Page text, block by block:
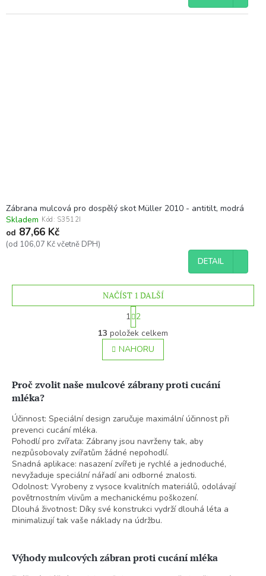
Zábrana mulcová pro dospělý skot Müller 2010 - antitilt, modrá
Skladem Kód: S3512I
od 87,66 Kč
(od 106,07 Kč včetně DPH)
DETAIL
O
v
l
á
a
p
v
k
y
v
ý
p
i
s
NAČÍST 1 DALŠÍ
S
t
r
á
n
k
v
á
1 2
13 položek celkem
NAHORU
Proč zvolit naše mulcové zábrany proti cucání
mléka?
Účinnost: Speciální design zaručuje maximální účinnost při
prevenci cucání mléka.
Pohodlí pro zvířata: Zábrany jsou navrženy tak, aby
nezpůsobovaly zvířatům žádné nepohodlí.
Snadná aplikace: nasazení zvířeti je rychlé a jednoduché,
nevyžaduje speciální nářadí ani odborné znalosti.
Odolnost: Vyrobeny z vysoce kvalitních materiálů, odolávají
povětrnostním vlivům a mechanickému poškození.
Dlouhá životnost: Díky své konstrukci vydrží dlouhá léta a
minimalizují tak vaše náklady na údržbu.
Výhody mulcových zábran proti cucání mléka